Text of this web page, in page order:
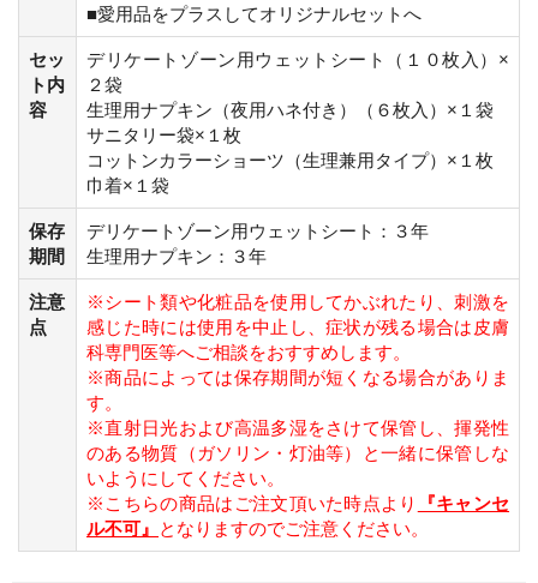
■愛用品をプラスしてオリジナルセットへ
セッ
ト内
容
デリケートゾーン用ウェットシート（１０枚入）×
２袋
生理用ナプキン（夜用ハネ付き）（６枚入）×１袋
サニタリー袋×１枚
コットンカラーショーツ（生理兼用タイプ）×１枚
巾着×１袋
保存
期間
デリケートゾーン用ウェットシート：３年
生理用ナプキン：３年
注意
点
※シート類や化粧品を使用してかぶれたり、刺激を
感じた時には使用を中止し、症状が残る場合は皮膚
科専門医等へご相談をおすすめします。
※商品によっては保存期間が短くなる場合がありま
す。
※直射日光および高温多湿をさけて保管し、揮発性
のある物質（ガソリン・灯油等）と一緒に保管しな
いようにしてください。
※こちらの商品はご注文頂いた時点より
『キャンセ
ル不可』 となりますのでご注意ください。